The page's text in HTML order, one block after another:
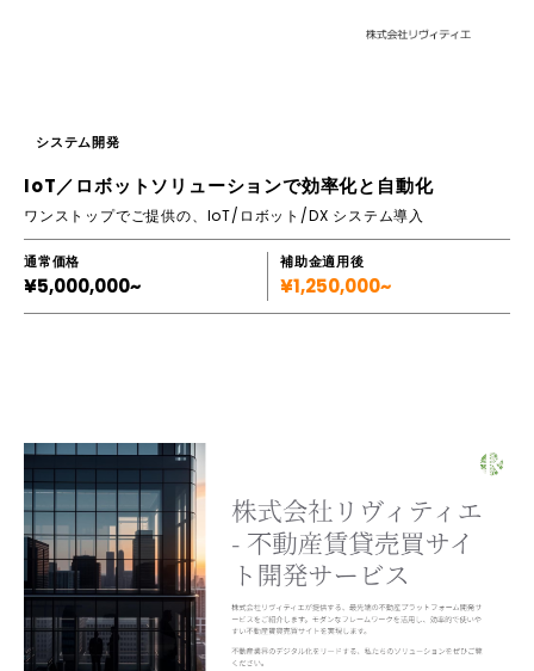
システム開発
IoT／ロボットソリューションで効率化と自動化
ワンストップでご提供の、IoT/ロボット/DX システム導入
通常価格
¥5,000,000~
補助金適用後
¥1,250,000~